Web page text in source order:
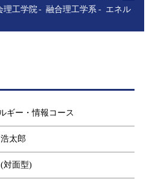
理工学院 融合理工学系
エネル
ギー・情報コース
太郎
対面型)